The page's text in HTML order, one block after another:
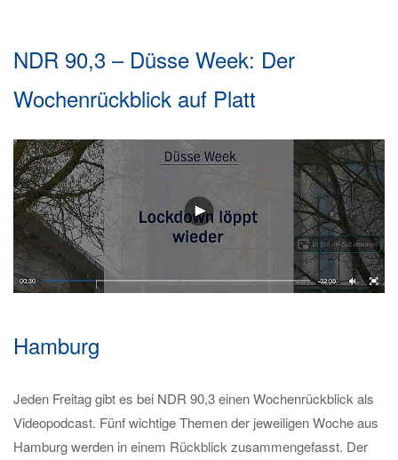
NDR 90,3 – Düsse Week: Der
Wochenrückblick auf Platt
Hamburg
Jeden Freitag gibt es bei NDR 90,3 einen Wochenrückblick als
Videopodcast. Fünf wichtige Themen der jeweiligen Woche aus
Hamburg werden in einem Rückblick zusammengefasst. Der